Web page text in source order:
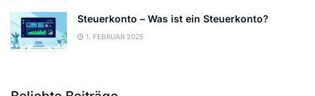
Steuerkonto – Was ist ein Steuerkonto?
1. FEBRUAR 2025